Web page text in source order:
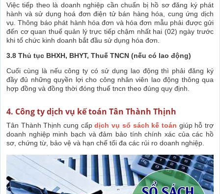
Việc tiếp theo là doanh nghiệp cần chuẩn bị hồ sơ đăng ký phát
hành và sử dụng hoá đơn điện tử bán hàng hóa, cung ứng dịch
vụ. Thông báo phát hành hóa đơn và hóa đơn mẫu phải được gửi
đến cơ quan thuế quản lý trực tiếp chậm nhất hai (02) ngày trước
khi tổ chức kinh doanh bắt đầu sử dụng hóa đơn.
3.8 Thủ tục BHXH, BHYT, Thuế TNCN (nếu có lao động)
Cuối cùng là nếu công ty có sử dụng lao động thì phải đăng ký
đầy đủ những quyền lợi cho công nhân viên lao động thông qua
hợp đồng và đồng thời đóng thuế tncn theo đúng quy định.
4. Công ty dịch vụ kế toán Tân Thành Thịnh
Tân Thành Thịnh cung cấpdịch vụ sổ sách kế toán giúp hỗ trợ
doanh nghiệp minh bạch và đảm bảo tính chính xác của các hồ
sơ, chứng từ, bảo vệ và hạn chế tối đa các rủi ro doanh nghiệp.